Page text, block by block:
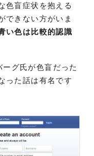
色盲症状を抱える
できない方がいま
い色は比較的認識
グ氏が色盲だった
った話は有名です